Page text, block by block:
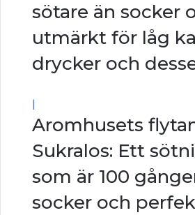
sötare än socker
utmärkt för låg
drycker och
|
Aromhusets
Sukralos: Ett
som är 100
socker och